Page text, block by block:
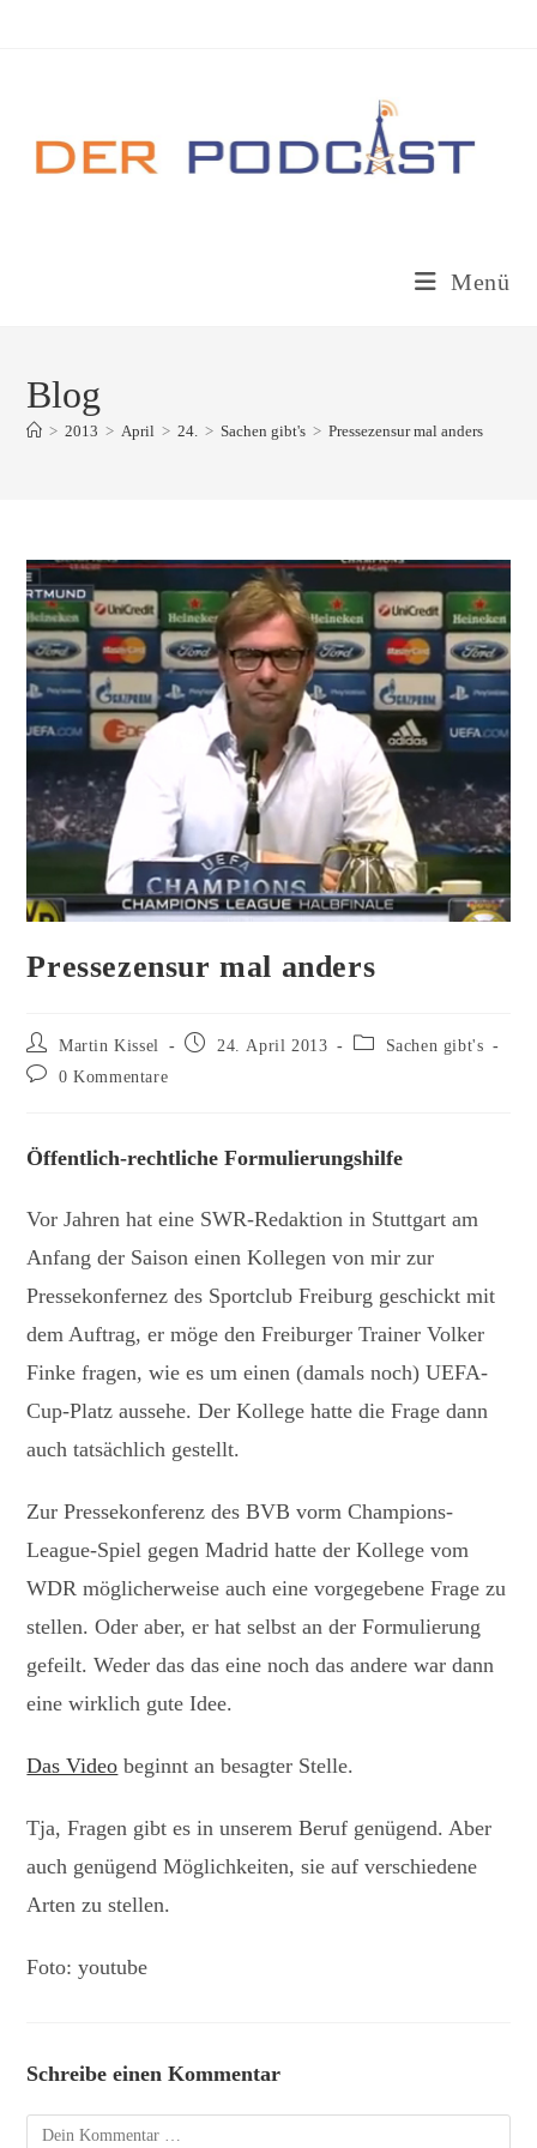
Menü
Blog
> 2013 > April > 24. > Sachen gibt's > Pressezensur mal anders
Pressezensur mal anders
Beitrags-
Autor:
Martin Kissel
Beitrag24. April 2013
Beitrags-Sachen gibt's
Beitrags-0 Kommentare
Öffentlich-rechtliche Formulierungshilfe
Vor Jahren hat eine SWR-Redaktion in Stuttgart am
Anfang der Saison einen Kollegen von mir zur
Pressekonfernez des Sportclub Freiburg geschickt mit
dem Auftrag, er möge den Freiburger Trainer Volker
Finke fragen, wie es um einen (damals noch) UEFA-
Cup-Platz aussehe. Der Kollege hatte die Frage dann
auch tatsächlich gestellt.
Zur Pressekonferenz des BVB vorm Champions-
League-Spiel gegen Madrid hatte der Kollege vom
WDR möglicherweise auch eine vorgegebene Frage zu
stellen. Oder aber, er hat selbst an der Formulierung
gefeilt. Weder das das eine noch das andere war dann
eine wirklich gute Idee.
Das Video beginnt an besagter Stelle.
Tja, Fragen gibt es in unserem Beruf genügend. Aber
auch genügend Möglichkeiten, sie auf verschiedene
Arten zu stellen.
Foto: youtube
Schreibe einen Kommentar
Kommentar